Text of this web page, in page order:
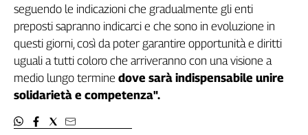
Puglia
Sardegna
Toscana
Trentino
Valle
seguendo le indicazioni che gradualmente gli enti
preposti sapranno indicarci e che sono in evoluzione in
questi giorni, così da poter garantire opportunità e diritti
uguali a tutti coloro che arriveranno con una visione a
medio lungo termine dove sarà indispensabile unire
solidarietà e competenza".